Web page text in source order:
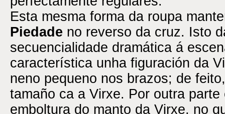
Esta mesma forma da roupa
Piedade no reverso da cruz. Isto
secuencialidade dramática á
característica unha figuración da
neno pequeno nos brazos; de
tamaño ca a Virxe. Por outra
emboltura do manto da Virxe, no